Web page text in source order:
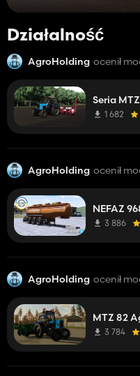
Działalność
AgroHolding ocenił
Seria
1 682
AgroHolding ocenił
NEFAZ
3 886
AgroHolding ocenił
MTZ 82
3 784